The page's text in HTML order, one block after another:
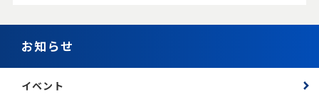
お知らせ
イベント